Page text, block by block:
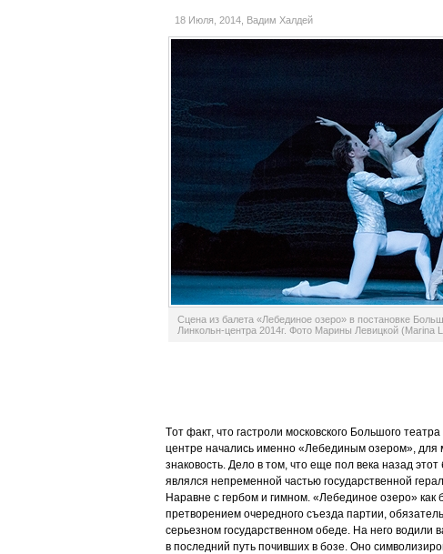
18 Июля, 2014, Вадим Халдей
Сцена из балета «Лебединое озеро» в постановке
Линкольн-центра 2014г. Фото Марины Левицкой (Marina
Tот факт, что гастроли московского Большого
центре начались именно «Лебединым озером», для
знаковость. Дело в том, что еще пол века назад
являлся непременной частью государственной
Наравне с гербом и гимном. «Лебединое озеро»
претворением очередного съезда партии,
серьезном государственном обеде. На него водили
в последний путь почивших в бозе. Оно